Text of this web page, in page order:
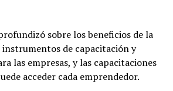
sobre los beneficios de la
instrumentos de capacitación y
las empresas, y las capacitaciones
acceder cada emprendedor.